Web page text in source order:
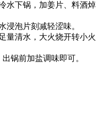
水下锅，加姜片、料酒焯
浸泡片刻减轻涩味。
量清水，大火烧开转小火
锅前加盐调味即可。